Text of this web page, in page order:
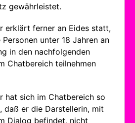
gewährleistet.
erklärt ferner an Eides statt,
unter 18 Jahren an
in den nachfolgenden
Chatbereich teilnehmen
hat sich im Chatbereich so
daß er die Darstellerin, mit
Dialog befindet, nicht